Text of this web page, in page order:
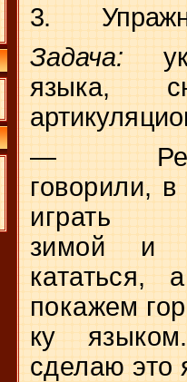
3.
Задача:
языка,
артикуля­
—
говорили,
играть
зимой и
кататься,
покажем гор­
ку
сделаю это